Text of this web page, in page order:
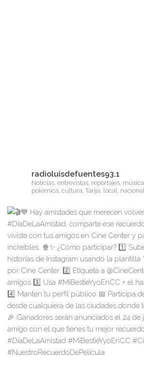
radioluisdefuentes93.1
Noticias, entrevistas, reportajes,
polémica, cultura, Tarija, local,